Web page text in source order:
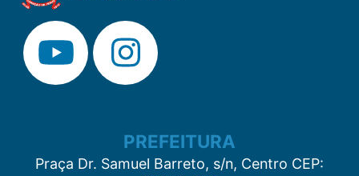
PREFEITURA
Praça Dr. Samuel Barreto, s/n, Centro CEP: